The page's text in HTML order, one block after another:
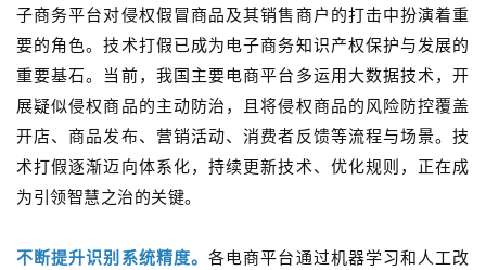
子商务平台对侵权假冒商品及其销售商户的打击中扮演着重
要的角色。技术打假已成为电子商务知识产权保护与发展的
重要基石。当前，我国主要电商平台多运用大数据技术，开
展疑似侵权商品的主动防治，且将侵权商品的风险防控覆盖
开店、商品发布、营销活动、消费者反馈等流程与场景。技
术打假逐渐迈向体系化，持续更新技术、优化规则，正在成
为引领智慧之治的关键。
不断提升识别系统精度。各电商平台通过机器学习和人工改